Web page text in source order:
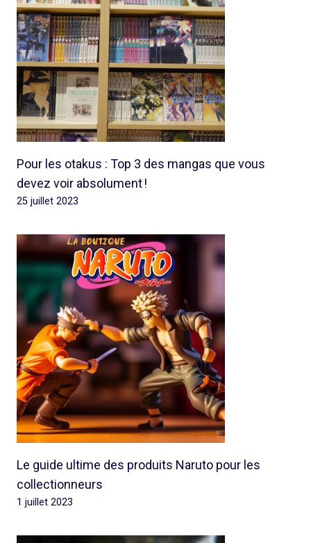
Pour les otakus : Top 3 des mangas que vous
devez voir absolument !
25 juillet 2023
Le guide ultime des produits Naruto pour les
collectionneurs
1 juillet 2023